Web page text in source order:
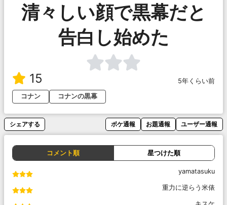
清々しい顔で黒幕だと
告白し始めた
15
5年くらい前
コナン
コナンの黒幕
シェアする ボケ通報 お題通報 ユーザー通報
コメント順 星つけた順
yamatasuku
重力に逆らう米俵